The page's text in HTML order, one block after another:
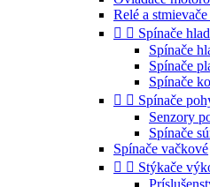
Relé a
  Spínače
Spínače
Spínače
Spínače
  Spínače
Senzory
Spínače
Spínače vačkové
  Stýkače